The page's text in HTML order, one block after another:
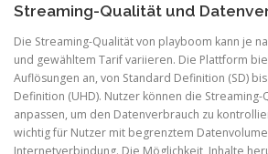
Streaming-Qualität und
Die Streaming-Qualität von playboom kann je
und gewähltem Tarif variieren. Die Plattform
Auflösungen an, von Standard Definition (SD)
Definition (UHD). Nutzer können die Streaming-
anpassen, um den Datenverbrauch zu
wichtig für Nutzer mit begrenztem
Internetverbindung. Die Möglichkeit, Inhalte